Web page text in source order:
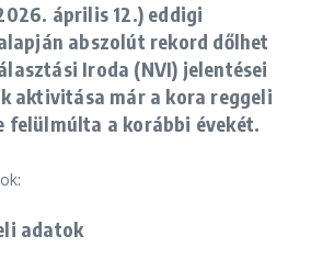
április 12.) eddigi
abszolút rekord dőlhet
Iroda (NVI) jelentései
aktivitása már a kora reggeli
felülmúlta a korábbi évekét.
adatok